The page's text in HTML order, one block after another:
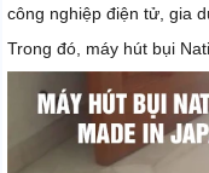
công nghiệp điện tử, gia
Trong đó, máy hút bụi